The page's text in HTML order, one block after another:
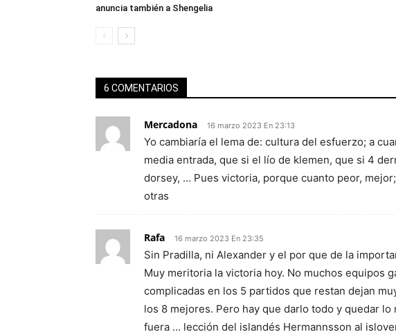
anuncia también a Shengelia
6 COMENTARIOS
Mercadona 16 marzo 2023 En 23:13
Yo cambiaría el lema de: cultura del esfuerzo; a
media entrada, que si el lío de klemen, que si 4
dorsey, … Pues victoria, porque cuanto peor,
otras
Rafa 16 marzo 2023 En 23:35
Sin Pradilla, ni Alexander y el por que de la
Muy meritoria la victoria hoy. No muchos equipos
complicadas en los 5 partidos que restan dejan
los 8 mejores. Pero hay que darlo todo y quedar lo
fuera … lección del islandés Hermannsson al